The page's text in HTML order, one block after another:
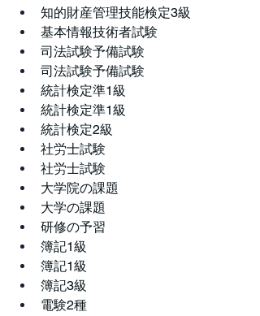
知的財産管理技能検定3級
基本情報技術者試験
司法試験予備試験
司法試験予備試験
統計検定準1級
統計検定準1級
統計検定2級
社労士試験
社労士試験
大学院の課題
大学の課題
研修の予習
簿記1級
簿記1級
簿記3級
電験2種